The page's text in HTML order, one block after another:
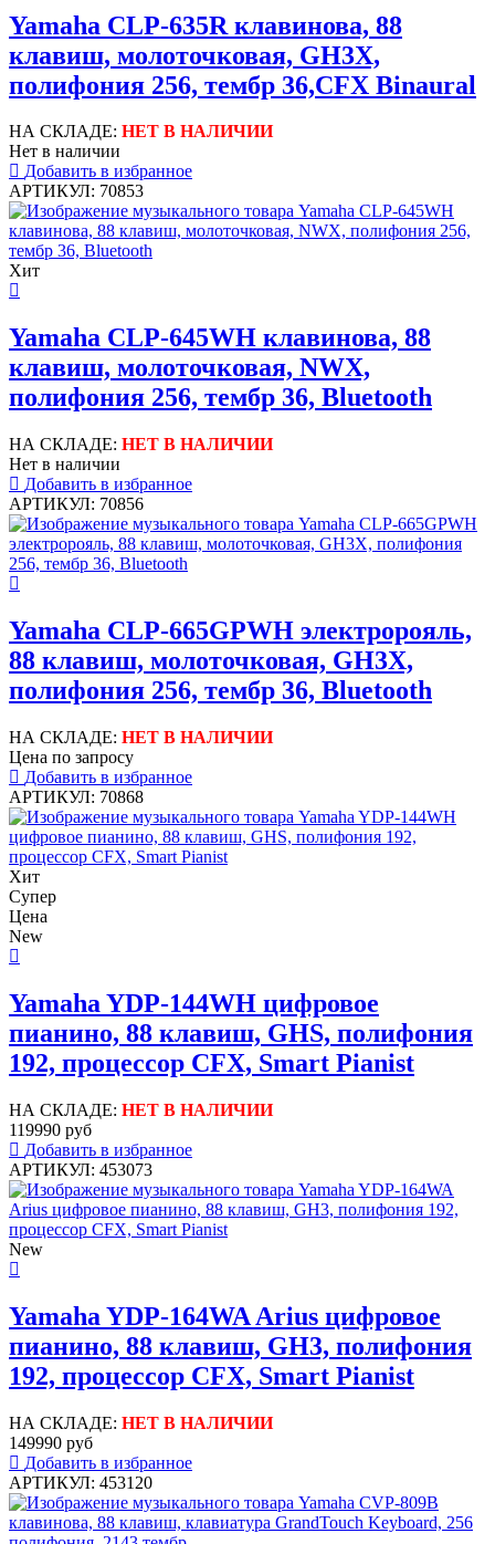
Yamaha CLP-635R клавинова, 88
клавиш, молоточковая, GH3X,
полифония 256, тембр 36,CFX Binaural
НА СКЛАДЕ: НЕТ В НАЛИЧИИ
Нет в наличии
Добавить в избранное
АРТИКУЛ: 70853
Хит
Yamaha CLP-645WH клавинова, 88
клавиш, молоточковая, NWX,
полифония 256, тембр 36, Bluetooth
НА СКЛАДЕ: НЕТ В НАЛИЧИИ
Нет в наличии
Добавить в избранное
АРТИКУЛ: 70856
Yamaha CLP-665GPWH электророяль,
88 клавиш, молоточковая, GH3X,
полифония 256, тембр 36, Bluetooth
НА СКЛАДЕ: НЕТ В НАЛИЧИИ
Цена по запросу
Добавить в избранное
АРТИКУЛ: 70868
Хит
Супер
Цена
New
Yamaha YDP-144WH цифровое
пианино, 88 клавиш, GHS, полифония
192, процессор CFX, Smart Pianist
НА СКЛАДЕ: НЕТ В НАЛИЧИИ
119990 руб
Добавить в избранное
АРТИКУЛ: 453073
New
Yamaha YDP-164WA Arius цифровое
пианино, 88 клавиш, GH3, полифония
192, процессор CFX, Smart Pianist
НА СКЛАДЕ: НЕТ В НАЛИЧИИ
149990 руб
Добавить в избранное
АРТИКУЛ: 453120